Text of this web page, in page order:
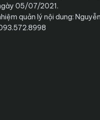
05/07/2021.
quản lý nội dung: